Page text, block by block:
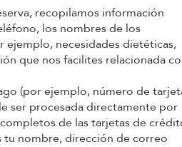
recopilamos información
los nombres de los
ejemplo, necesidades dietéticas,
que nos facilites relacionada
(por ejemplo, número de
ser procesada directamente por
de las tarjetas de
tu nombre, dirección de correo